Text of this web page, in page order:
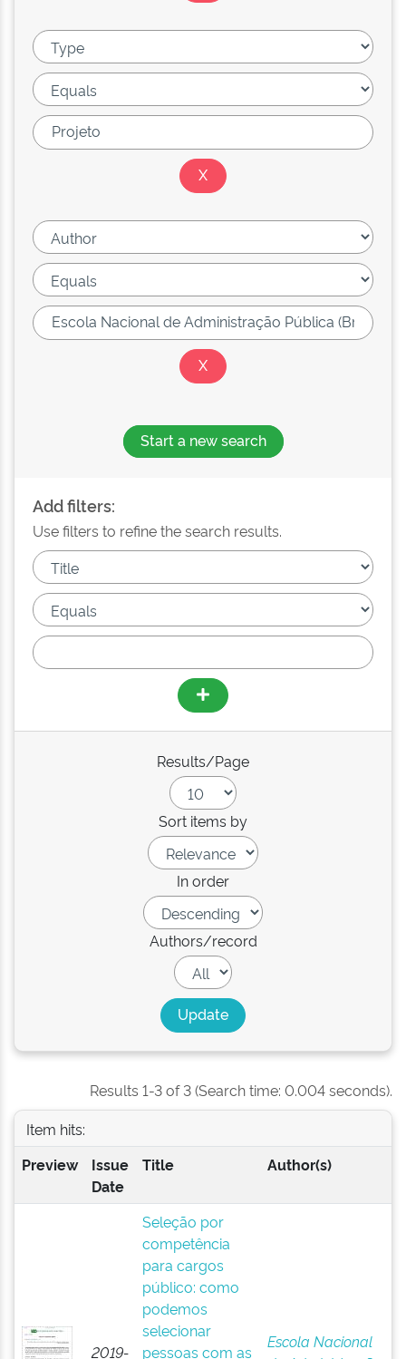
Start a new search
Add filters:
Use filters to refine the search results.
Results/Page
Sort items by
In order
Authors/record
Results 1-3 of 3 (Search time: 0.004 seconds).
Item hits:
Preview
Issue
Date
Title Author(s)
2019-
Seleção por
competência
para cargos
público: como
podemos
selecionar
pessoas com as
Escola Nacional